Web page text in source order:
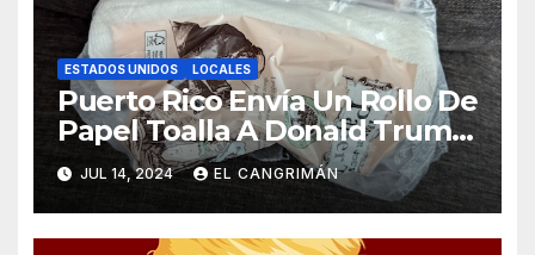
ESTADOS UNIDOS LOCALES
Puerto Rico Envía Un Rollo De
Papel Toalla A Donald Trump
Pa’ Que Use Las Hojas De
Curita
JUL 14, 2024 EL CANGRIMÁN